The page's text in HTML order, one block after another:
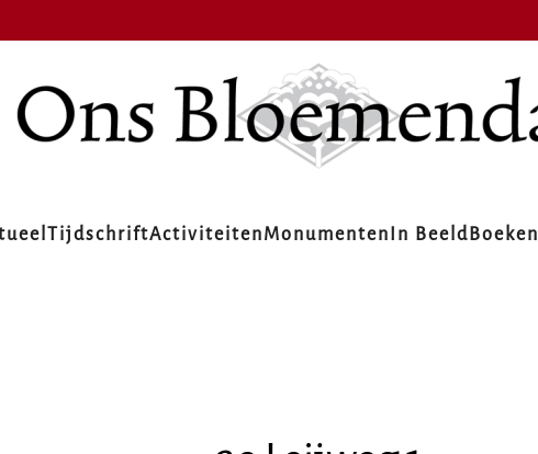
TijdschriftActiviteitenMonumenten In Beeld Boeken